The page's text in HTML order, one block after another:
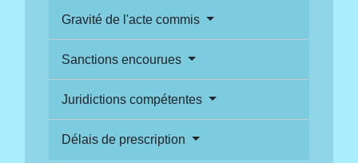
Gravité de l'acte commis
Sanctions encourues
Juridictions compétentes
Délais de prescription